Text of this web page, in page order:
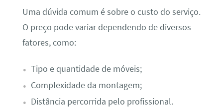
Uma dúvida comum é sobre o custo do serviço.
O preço pode variar dependendo de diversos
fatores, como:
Tipo e quantidade de móveis;
Complexidade da montagem;
Distância percorrida pelo profissional.